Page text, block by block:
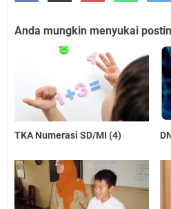
Anda mungkin menyukai
TKA Numerasi SD/MI (4)